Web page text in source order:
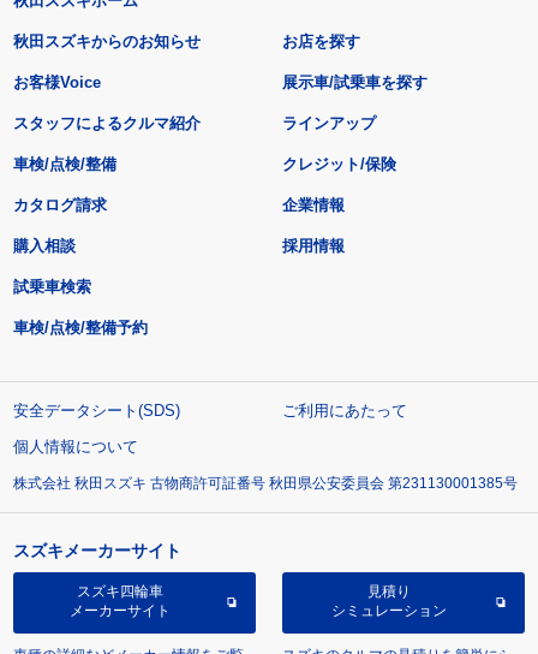
秋田スズキからのお知らせ
お客様Voice
スタッフによるクルマ紹介
お店を探す
展示車/試乗車を探す
ラインアップ
車検/点検/整備 クレジット/保険
カタログ請求
購入相談
試乗車検索
車検/点検/整備予約
企業情報
採用情報
安全データシート(SDS)
ご利用にあたって
個人情報について
株式会社 秋田スズキ 古物商許可証番号 秋田県公安委員会 第231130001385号
スズキメーカーサイト
スズキ四輪車
メーカーサイト
見積り
シミュレーション